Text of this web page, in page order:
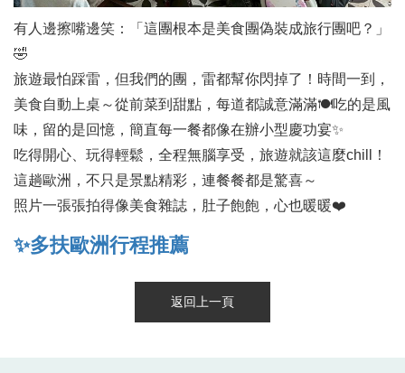
有人邊擦嘴邊笑：「這團根本是美食團偽裝成旅行團吧？」
🤣
旅遊最怕踩雷，但我們的團，雷都幫你閃掉了！時間一到，
美食自動上桌～從前菜到甜點，每道都誠意滿滿🍽️吃的是風
味，留的是回憶，簡直每一餐都像在辦小型慶功宴✨
吃得開心、玩得輕鬆，全程無腦享受，旅遊就該這麼chill！
這趟歐洲，不只是景點精彩，連餐餐都是驚喜～
照片一張張拍得像美食雜誌，肚子飽飽，心也暖暖❤️
✨多扶歐洲行程推薦
返回上一頁